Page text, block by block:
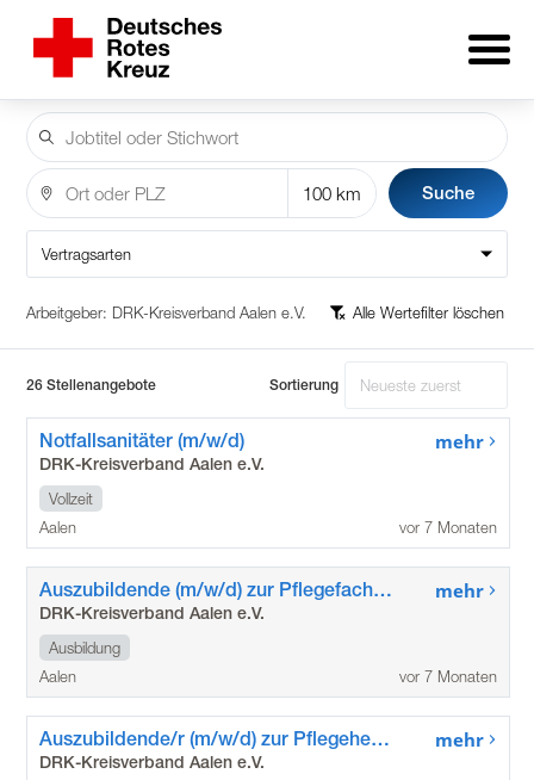
Suche
Vertragsarten
Arbeitgeber: DRK-Kreisverband Aalen e.V. Alle Wertefilter löschen
26 Stellenangebote Sortierung
Notfallsanitäter (m/w/d)
DRK-Kreisverband Aalen e.V.
Vollzeit
Aalen
mehr
vor 7 Monaten
Auszubildende (m/w/d) zur Pflegefachfrau / zum Pflegefachmann
DRK-Kreisverband Aalen e.V.
Ausbildung
Aalen
mehr
vor 7 Monaten
Auszubildende/r (m/w/d) zur Pflegehelferin / zum Pflegehelfer (1-jährig)
DRK-Kreisverband Aalen e.V.
mehr